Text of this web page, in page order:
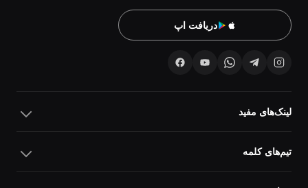
دریافت اپ
لینک‌های مفید
تیم‌های کلمه